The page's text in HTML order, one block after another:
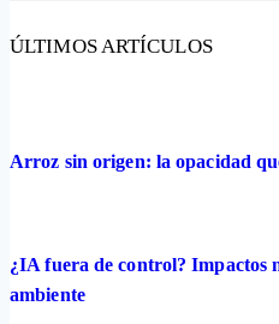
ÚLTIMOS ARTÍCULOS
Arroz sin origen: la opacidad
¿IA fuera de control? Impactos
ambiente